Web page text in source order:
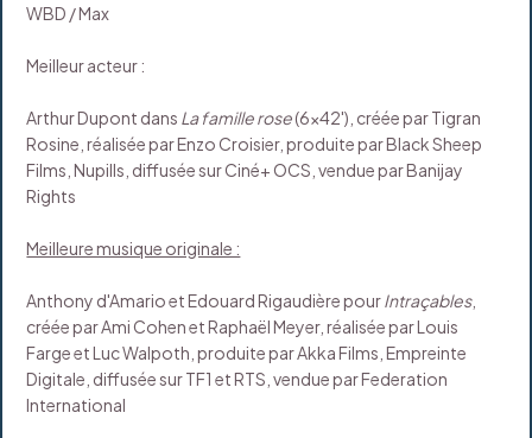
WBD / Max
Meilleur acteur :
Arthur Dupont dans La famille rose(6x42'), créée par Tigran
Rosine, réalisée par Enzo Croisier, produite par Black Sheep
Films, Nupills, diffusée sur Ciné+ OCS, vendue par Banijay
Rights
Meilleure musique originale :
Anthony d'Amario et Edouard Rigaudière pourIntraçables,
créée par Ami Cohen et Raphaël Meyer, réalisée par Louis
Farge et Luc Walpoth, produite par Akka Films, Empreinte
Digitale, diffusée sur TF1 et RTS, vendue par Federation
International